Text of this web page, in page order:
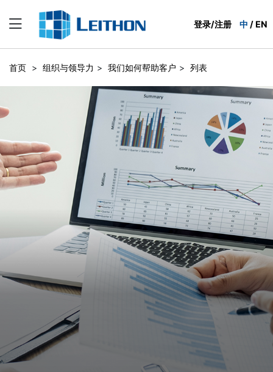
登录/注册 中 / EN
首页 > 组织与领导力 > 我们如何帮助客户 > 列表